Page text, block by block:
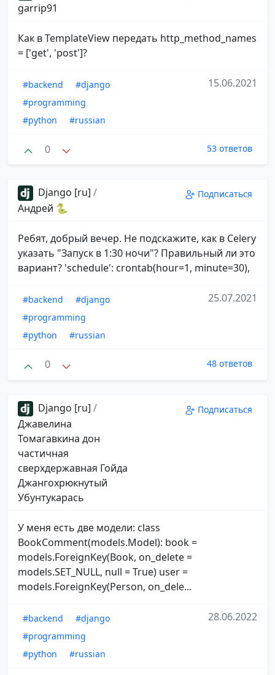
garrip91
Как в TemplateView передать http_method_names
= ['get', 'post']?
#backend
#django
#programming
#python
#russian
15.06.2021
0 53 ответов
Django [ru] /
Андрей 🐍
Подписаться
Ребят, добрый вечер. Не подскажите, как в Celery
указать "Запуск в 1:30 ночи"? Правильный ли это
вариант? 'schedule': crontab(hour=1, minute=30),
#backend
#django
#programming
#python
#russian
25.07.2021
0 48 ответов
Django [ru] /
Джавелина
Томагавкина дон
частичная
сверхдержавная Гойда
Джангохрюкнутый
Убунтукарась
Подписаться
У меня есть две модели: class
BookComment(models.Model): book =
models.ForeignKey(Book, on_delete =
models.SET_NULL, null = True) user =
models.ForeignKey(Person, on_dele...
#backend
#django
#programming
#python
#russian
28.06.2022